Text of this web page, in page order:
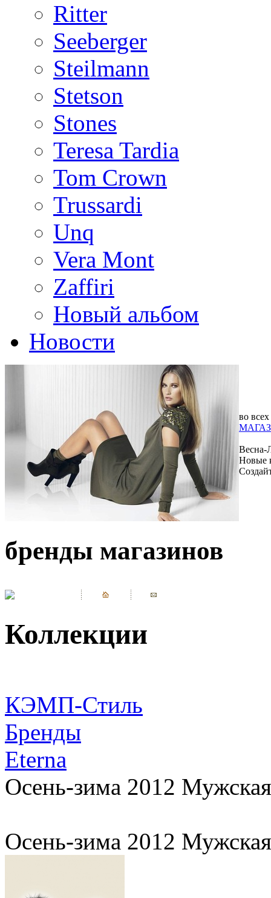
Ritter
Seeberger
Steilmann
Stetson
Stones
Teresa Tardia
Tom Crown
Trussardi
Unq
Vera Mont
Zaffiri
Новый альбом
Новости
во всех
Весна-
Новые
бренды магазинов
Коллекции
КЭМП-Стиль
Бренды
Eterna
Осень-зима 2012
Осень-зима 2012